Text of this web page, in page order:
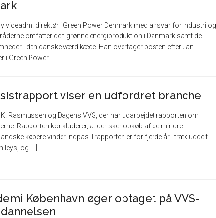
viceadm. direktør i Green Power Denmark med ansvar for Industri og
omfatter den grønne energiproduktion i Danmark samt de
i den danske værdikæde. Han overtager posten efter Jan
Green Power [...]
viser en udfordret branche
K. Rasmussen og Dagens VVS, der har udarbejdet rapporten om
Rapporten konkluderer, at der sker opkøb af de mindre
købere vinder indpas. I rapporten er for fjerde år i træk uddelt
og [...]
København øger optaget på VVS-